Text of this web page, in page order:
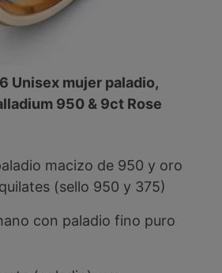
Unisex mujer paladio,
950 & 9ct Rose
macizo de 950 y oro
(sello 950 y 375)
con paladio fino puro